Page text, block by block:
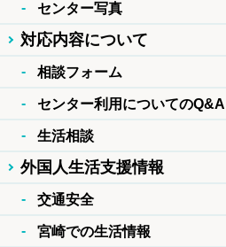
センター写真
対応内容について
相談フォーム
センター利用についてのQ&A
生活相談
外国人生活支援情報
交通安全
宮崎での生活情報